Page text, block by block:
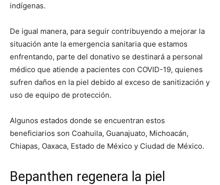
indígenas.
De igual manera, para seguir contribuyendo a mejorar la
situación ante la emergencia sanitaria que estamos
enfrentando, parte del donativo se destinará a personal
médico que atiende a pacientes con COVID-19, quienes
sufren daños en la piel debido al exceso de sanitización y
uso de equipo de protección.
Algunos estados donde se encuentran estos
beneficiarios son Coahuila, Guanajuato, Michoacán,
Chiapas, Oaxaca, Estado de México y Ciudad de México.
Bepanthen regenera la piel